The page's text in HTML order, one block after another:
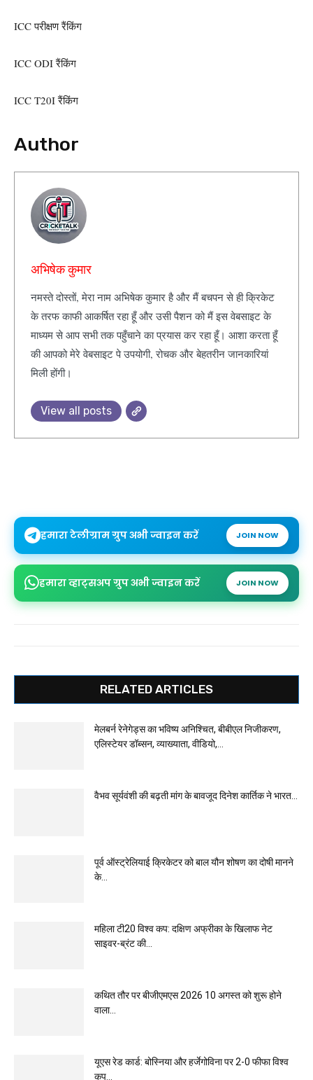
ICC परीक्षण रैंकिंग
ICC ODI रैंकिंग
ICC T20I रैंकिंग
Author
अभिषेक कुमार
नमस्ते दोस्तों, मेरा नाम अभिषेक कुमार है और मैं बचपन से ही क्रिकेट
के तरफ काफी आकर्षित रहा हूँ और उसी पैशन को मैं इस वेबसाइट के
माध्यम से आप सभी तक पहुँचाने का प्रयास कर रहा हूँ। आशा करता हूँ
की आपको मेरे वेबसाइट पे उपयोगी, रोचक और बेहतरीन जानकारियां
मिली होंगी।
View all posts
हमारा टेलीग्राम ग्रुप अभी ज्वाइन करें JOIN NOW
हमारा व्हाट्सअप ग्रुप अभी ज्वाइन करें JOIN NOW
RELATED ARTICLES
मेलबर्न रेनेगेड्स का भविष्य अनिश्चित, बीबीएल निजीकरण,
एलिस्टेयर डॉब्सन, व्याख्याता, वीडियो,...
वैभव सूर्यवंशी की बढ़ती मांग के बावजूद दिनेश कार्तिक ने भारत...
पूर्व ऑस्ट्रेलियाई क्रिकेटर को बाल यौन शोषण का दोषी मानने
के...
महिला टी20 विश्व कप: दक्षिण अफ्रीका के खिलाफ नेट
साइवर-ब्रंट की...
कथित तौर पर बीजीएमएस 2026 10 अगस्त को शुरू होने
वाला...
यूएस रेड कार्ड: बोस्निया और हर्जेगोविना पर 2-0 फीफा विश्व
कप...